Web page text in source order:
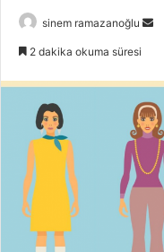
sinem ramazanoğlu
Bir
2 dakika okuma süresi